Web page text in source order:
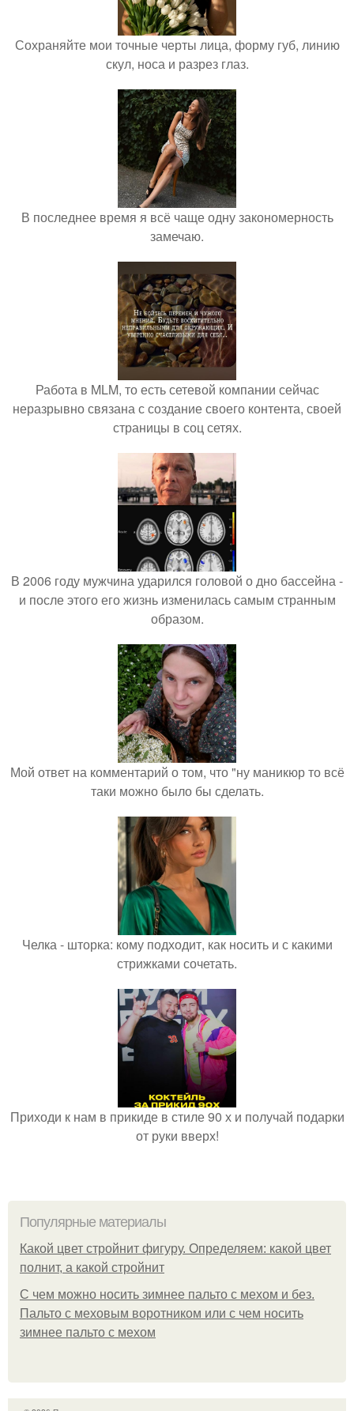
Сохраняйте мои точные черты лица, форму губ, линию
скул, носа и разрез глаз.
В последнее время я всё чаще одну закономерность
замечаю.
Работа в MLM, то есть сетевой компании сейчас
неразрывно связана с создание своего контента, своей
страницы в соц сетях.
В 2006 году мужчина ударился головой о дно бассейна -
и после этого его жизнь изменилась самым странным
образом.
Мой ответ на комментарий о том, что "ну маникюр то всё
таки можно было бы сделать.
Челка - шторка: кому подходит, как носить и с какими
стрижками сочетать.
Приходи к нам в прикиде в стиле 90 х и получай подарки
от руки вверх!
Популярные материалы
Какой цвет стройнит фигуру. Определяем: какой цвет
полнит, а какой стройнит
C чем можно носить зимнее пальто с мехом и без.
Пальто с меховым воротником или с чем носить
зимнее пальто с мехом